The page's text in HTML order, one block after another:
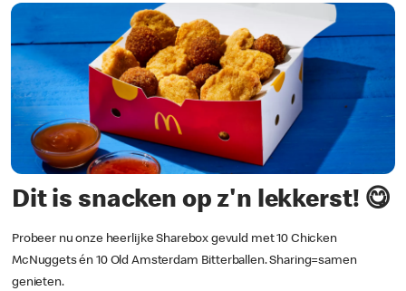
Dit is snacken op z'n lekkerst! 😋
Probeer nu onze heerlijke Sharebox gevuld met 10 Chicken
McNuggets én 10 Old Amsterdam Bitterballen. Sharing=samen
genieten.